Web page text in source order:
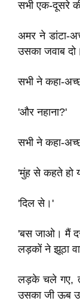
सभी एक-दूसरे
अमर ने डांटा-
उसका जवाब
सभी ने कहा-
'और नहाना?'
सभी ने कहा-
'मुंह से कहते हो
'दिल से।'
'बस जाओ। मैं
लड़कों ने झूठा
लड़के चले गए,
उसका जी ऊब